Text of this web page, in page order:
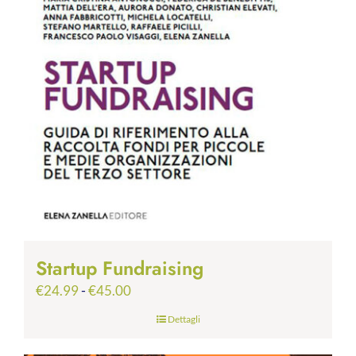
Startup Fundraising
€24.99-€45.00Fascia
Dettagli